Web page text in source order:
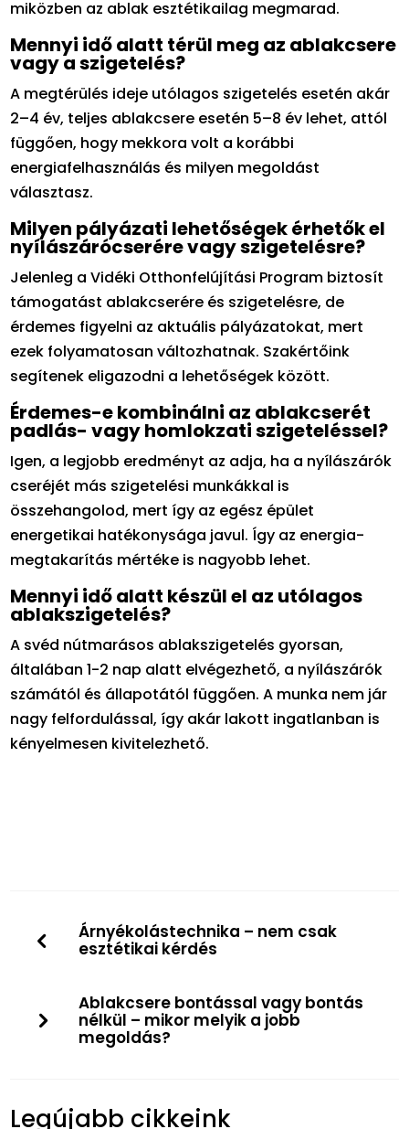
miközben az ablak esztétikailag megmarad.
Mennyi idő alatt térül meg az ablakcsere
vagy a szigetelés?
A megtérülés ideje utólagos szigetelés esetén akár
2–4 év, teljes ablakcsere esetén 5–8 év lehet, attól
függően, hogy mekkora volt a korábbi
energiafelhasználás és milyen megoldást
választasz.
Milyen pályázati lehetőségek érhetők el
nyílászárócserére vagy szigetelésre?
Jelenleg a Vidéki Otthonfelújítási Program biztosít
támogatást ablakcserére és szigetelésre, de
érdemes figyelni az aktuális pályázatokat, mert
ezek folyamatosan változhatnak. Szakértőink
segítenek eligazodni a lehetőségek között.
Érdemes-e kombinálni az ablakcserét
padlás- vagy homlokzati szigeteléssel?
Igen, a legjobb eredményt az adja, ha a nyílászárók
cseréjét más szigetelési munkákkal is
összehangolod, mert így az egész épület
energetikai hatékonysága javul. Így az energia-
megtakarítás mértéke is nagyobb lehet.
Mennyi idő alatt készül el az utólagos
ablakszigetelés?
A svéd nútmarásos ablakszigetelés gyorsan,
általában 1-2 nap alatt elvégezhető, a nyílászárók
számától és állapotától függően. A munka nem jár
nagy felfordulással, így akár lakott ingatlanban is
kényelmesen kivitelezhető.
Árnyékolástechnika – nem csak
esztétikai kérdés
Ablakcsere bontással vagy bontás
nélkül – mikor melyik a jobb
megoldás?
Legújabb cikkeink